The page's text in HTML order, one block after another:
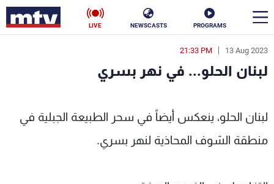
PROGRAMS
NEWSCASTS
LIVE
13 Aug 2023
21:33 PM
لبنان الحلو... في نهر بسري
لبنان الحلو، ينعكس أيضاً في سحر الطبيعة الجبلية في
منطقة الشوف المحاذية لنهر بسري.
en
الأخبار
سياسة
إقتصاد فن